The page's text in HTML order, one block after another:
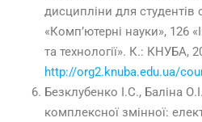
дисципліни для студентів
«Комп’ютерні науки», 126
та технології». К.: КНУБА,
http://org2.knuba.edu.ua/
Безклубенко І.С., Баліна
комплексної змінної: